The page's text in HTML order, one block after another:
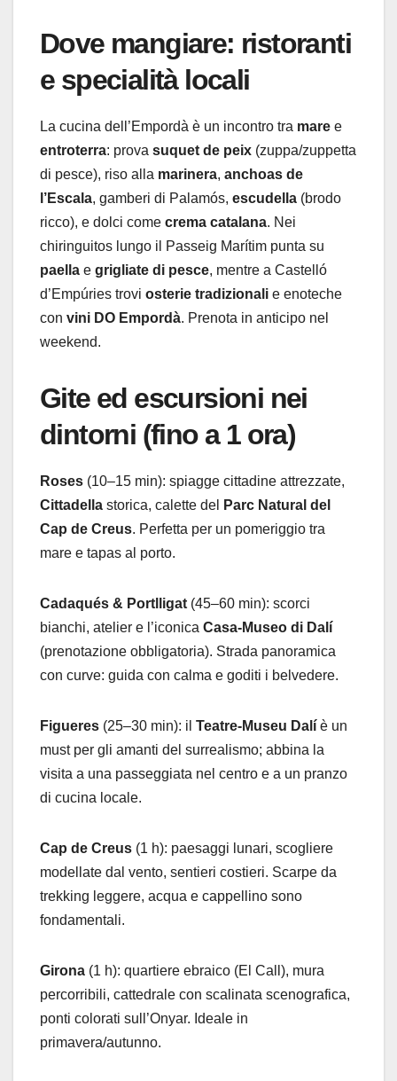
Dove mangiare: ristoranti
e specialità locali
La cucina dell’Empordà è un incontro tra mare e
entroterra: prova suquet de peix (zuppa/zuppetta
di pesce), riso alla marinera, anchoas de
l’Escala, gamberi di Palamós, escudella (brodo
ricco), e dolci come crema catalana. Nei
chiringuitos lungo il Passeig Marítim punta su
paella e grigliate di pesce, mentre a Castelló
d’Empúries trovi osterie tradizionali e enoteche
con vini DO Empordà. Prenota in anticipo nel
weekend.
Gite ed escursioni nei
dintorni (fino a 1 ora)
Roses (10–15 min): spiagge cittadine attrezzate,
Cittadella storica, calette del
Parc Natural del
Cap de Creus. Perfetta per un pomeriggio tra
mare e tapas al porto.
Cadaqués & Portlligat (45–60 min): scorci
bianchi, atelier e l’iconica Casa-Museo di Dalí
(prenotazione obbligatoria). Strada panoramica
con curve: guida con calma e goditi i belvedere.
Figueres (25–30 min): il Teatre-Museu Dalí è un
must per gli amanti del surrealismo; abbina la
visita a una passeggiata nel centro e a un pranzo
di cucina locale.
Cap de Creus (1 h): paesaggi lunari, scogliere
modellate dal vento, sentieri costieri. Scarpe da
trekking leggere, acqua e cappellino sono
fondamentali.
Girona (1 h): quartiere ebraico (El Call), mura
percorribili, cattedrale con scalinata scenografica,
ponti colorati sull’Onyar. Ideale in
primavera/autunno.